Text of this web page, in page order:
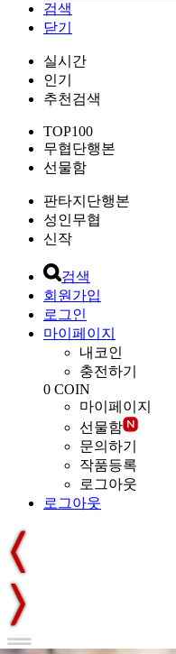
검색
닫기
실시간
인기
추천검색
TOP100
무협단행본
선물함
판타지단행본
성인무협
신작
검색
회원가입
로그인
마이페이지
내코인
충전하기
0 COIN
마이페이지
선물함
문의하기
작품등록
로그아웃
로그아웃